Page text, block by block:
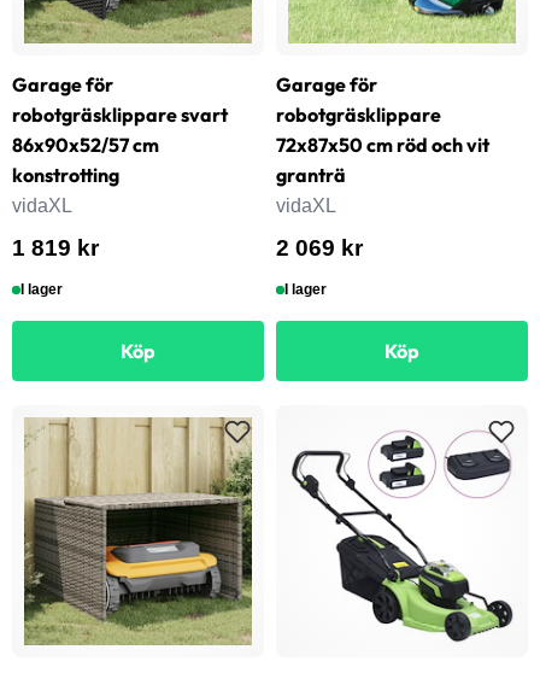
Garage för
robotgräsklippare svart
86x90x52/57 cm
konstrotting
vidaXL
1 819 kr
I lager
Köp
Garage för
robotgräsklippare
72x87x50 cm röd och vit
granträ
vidaXL
2 069 kr
I lager
Köp